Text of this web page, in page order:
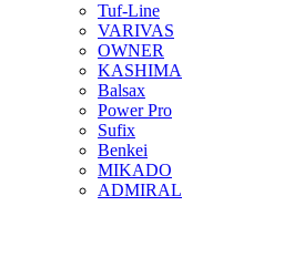
Tuf-Line
VARIVAS
OWNER
KASHIMA
Balsax
Power Pro
Sufix
Benkei
MIKADO
ADMIRAL